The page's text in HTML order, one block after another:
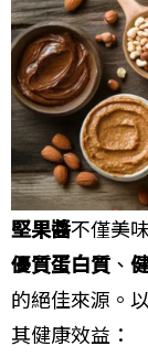
堅果醬不僅美
優質蛋白質 、
的絕佳來源。
其健康效益：